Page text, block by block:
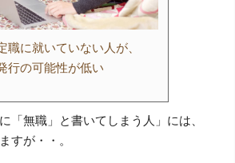
職に就いていない人が、
行の可能性が低い
「無職」と書いてしまう人」には、
すが・・。